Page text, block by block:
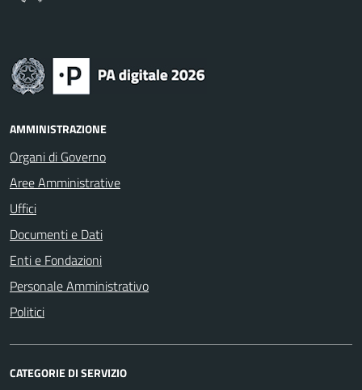
AMMINISTRAZIONE
Organi di Governo
Aree Amministrative
Uffici
Documenti e Dati
Enti e Fondazioni
Personale Amministrativo
Politici
CATEGORIE DI SERVIZIO